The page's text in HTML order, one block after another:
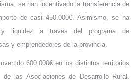
se han incentivado la transferencia de
de casi 450.000€. Asimismo, se ha
y liquidez a través del programa de
y emprendedores de la provincia.
600.000€ en los distintos territorios
las Asociaciones de Desarrollo Rural.